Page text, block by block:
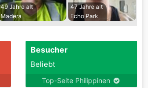
49 Jahre alt
Madera
47 Jahre alt
Echo Park
Besucher
Beliebt
Top-Seite Philippinen